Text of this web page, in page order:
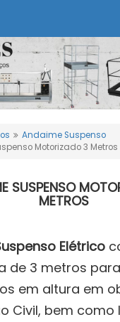
Andaime Suspenso
Motorizado 3 Metros
SUSPENSO
METROS
Elétrico
de 3 metros
em altura em
Civil, bem como